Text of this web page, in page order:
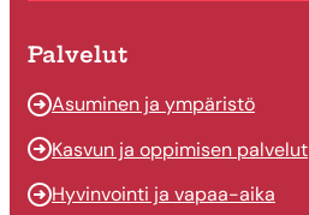
Palvelut
Asuminen ja ympäristö
Kasvun ja oppimisen palvelut
Hyvinvointi ja vapaa-aika